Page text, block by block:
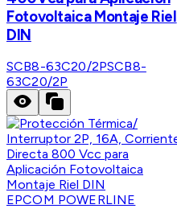
Fotovoltaica Montaje Riel
DIN
SCB8-63C20/2PSCB8-
63C20/2P
EPCOM POWERLINE